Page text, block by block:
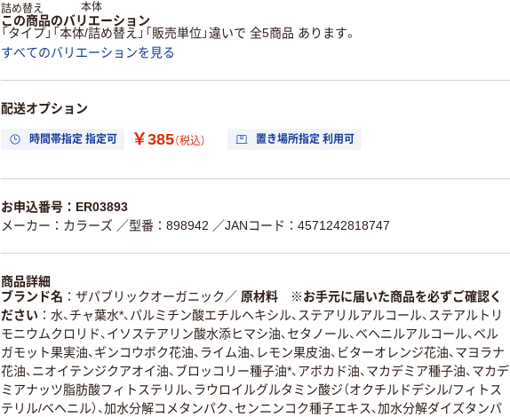
詰め替え 本体
この商品のバリエーション
「タイプ」「本体/詰め替え」「販売単位」違いで 全5商品 あります。
すべてのバリエーションを見る
配送オプション
時間帯指定 指定可 ￥385（税込） 置き場所指定 利用可
お申込番号：ER03893
メーカー：カラーズ ／型番：898942 ／JANコード：4571242818747
商品詳細
ブランド名
ザパブリックオーガニック ／ 原材料 ※お手元に届いた商品を必ずご確認く
ださい
水、チャ葉水*、パルミチン酸エチルヘキシル、ステアリルアルコール、ステアルトリ
モニウムクロリド、イソステアリン酸水添ヒマシ油、セタノール、ベヘニルアルコール、ベル
ガモット果実油、ギンコウボク花油、ライム油、レモン果皮油、ビターオレンジ花油、マヨラナ
花油、ニオイテンジクアオイ油、ブロッコリー種子油*、アボカド油、マカデミア種子油、マカデ
ミアナッツ脂肪酸フィトステリル、ラウロイルグルタミン酸ジ（オクチルドデシル/フィトス
テリル/ベヘニル）、加水分解コメタンパク、センニンコク種子エキス、加水分解ダイズタンパ